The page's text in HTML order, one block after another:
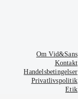
Om Vid&Sans
Kontakt
Handelsbetingelser
Privatlivspolitik
Etik